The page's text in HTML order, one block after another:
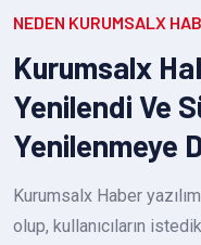
NEDEN KURUMSALX
Kurumsalx
Yenilendi Ve
Yenilenmeye
Kurumsalx Haber
olup, kullanıcıların